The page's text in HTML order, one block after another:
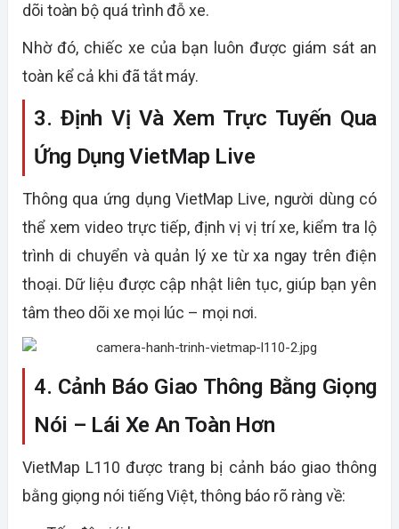
dõi toàn bộ quá trình đỗ xe.
Nhờ đó, chiếc xe của bạn luôn được giám sát an
toàn kể cả khi đã tắt máy.
3. Định Vị Và Xem Trực Tuyến Qua
Ứng Dụng VietMap Live
Thông qua ứng dụng VietMap Live, người dùng có
thể xem video trực tiếp, định vị vị trí xe, kiểm tra lộ
trình di chuyển và quản lý xe từ xa ngay trên điện
thoại. Dữ liệu được cập nhật liên tục, giúp bạn yên
tâm theo dõi xe mọi lúc – mọi nơi.
4. Cảnh Báo Giao Thông Bằng Giọng
Nói – Lái Xe An Toàn Hơn
VietMap L110 được trang bị cảnh báo giao thông
bằng giọng nói tiếng Việt, thông báo rõ ràng về: